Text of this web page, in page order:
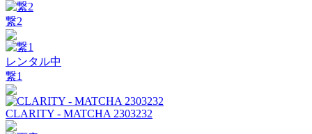
繋2
レンタル中
繋1
CLARITY - MATCHA 2303232